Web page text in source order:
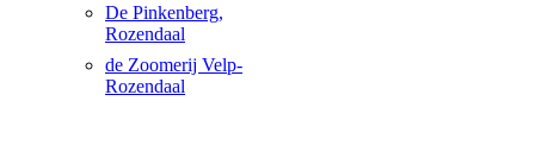
De Pinkenberg,
Rozendaal
de Zoomerij Velp-
Rozendaal